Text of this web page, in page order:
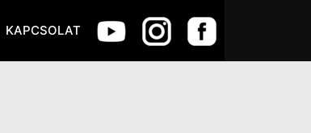
KAPCSOLAT